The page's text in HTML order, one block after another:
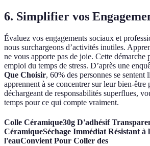
6. Simplifier vos
Évaluez vos engagements sociaux et
nous surchargeons d’activités inutiles.
ne vous apporte pas de joie. Cette démarche
emploi du temps de stress. D’après une
Que Choisir, 60% des personnes se sentent
apprennent à se concentrer sur leur bien-être
déchargeant de responsabilités superflues,
temps pour ce qui compte vraiment.
Colle Céramique30g D'adhésif
CéramiqueSéchage Immédiat Résistant à
l'eauConvient Pour Coller des